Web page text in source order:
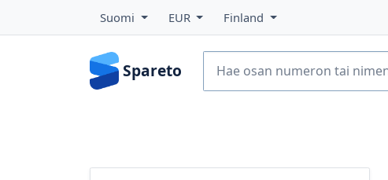
Suomi EUR Finland
Spareto